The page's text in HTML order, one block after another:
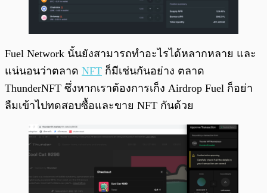
Fuel Network นั้นยังสามารถทำอะไรได้หลากหลาย และ
แน่นอนว่าตลาด NFT ก็มีเช่นกันอย่าง ตลาด
ThunderNFT ซึ่งหากเราต้องการเก็ง Airdrop Fuel ก็อย่า
ลืมเข้าไปทดสอบซื้อและขาย NFT กันด้วย